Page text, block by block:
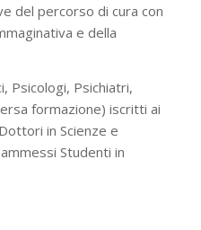
del percorso di cura con
e della
Psicologi, Psichiatri,
formazione) iscritti ai
in Scienze e
Studenti in